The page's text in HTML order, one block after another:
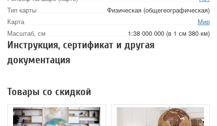
Тип карты
Физическая (общегеографическая)
Карта
Мир
Масштаб, см
1:38 000 000 (в 1 см 380 км)
Инструкция, сертификат и другая
документация
Товары со скидкой